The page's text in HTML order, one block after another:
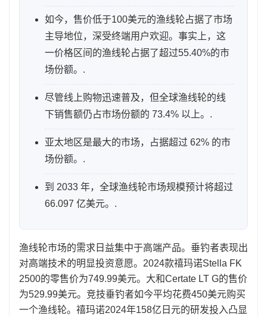
如今，售价低于100美元的渔线轮占据了市场
主导地位，深受终端用户欢迎。事实上，这
一价格区间的渔线轮占据了超过55.40%的市
场份额。.
尽管线上购物迅速普及，但全球渔线轮的线
下销售额仍占市场份额的 73.4% 以上。.
亚太地区是最大的市场，占据超过 62% 的市
场份额。.
到 2033 年，全球渔线轮市场规模预计将超过
66.097 亿美元。.
渔线轮市场的需求日益集中于高端产品。垂钓者表现出
对高端技术的明显投资意愿。2024款禧玛诺Stella FK
2500的零售价为749.99美元。大和Certate LT G的售价
为529.99美元。竞技垂钓者如今平均花费450美元购买
一个渔线轮。禧玛诺2024年158亿日元的研发投入凸显